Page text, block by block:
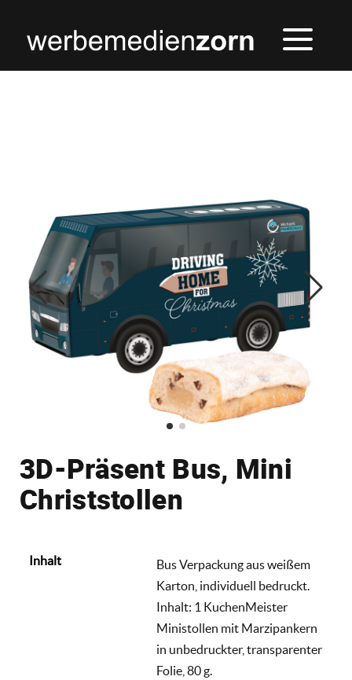
3D-Präsent Bus, Mini
Christstollen
Inhalt
Bus Verpackung aus weißem
Karton, individuell bedruckt.
Inhalt: 1 KuchenMeister
Ministollen mit Marzipankern
in unbedruckter, transparenter
Folie, 80 g.